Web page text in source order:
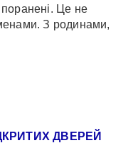
Це не
З родинами,
ДВЕРЕЙ